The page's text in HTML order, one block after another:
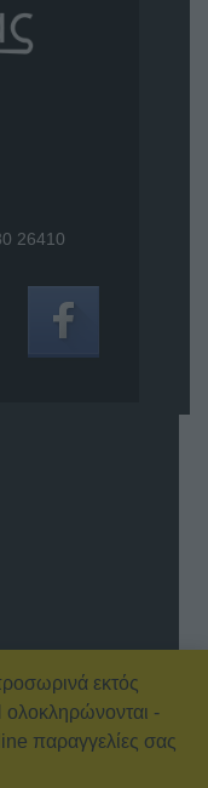
26410
– ΚΟΥΡΚΟΥΤΑΣ
εκτός
ολοκληρώνονται -
παραγγελίες σας